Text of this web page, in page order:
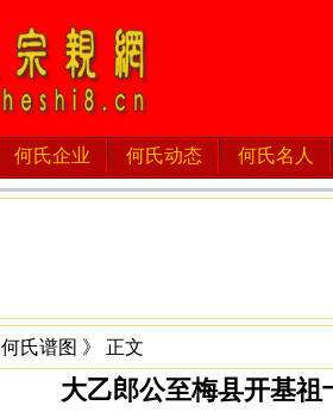
何氏企业 何氏动态 何氏名人
何氏谱图 》 正文
大乙郎公至梅县开基祖